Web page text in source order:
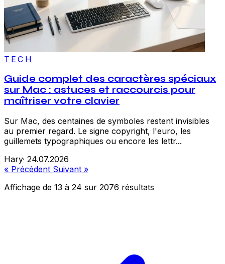
TECH
Guide complet des caractères spéciaux
sur Mac : astuces et raccourcis pour
maîtriser votre clavier
Sur Mac, des centaines de symboles restent invisibles
au premier regard. Le signe copyright, l'euro, les
guillemets typographiques ou encore les lettr...
Hary· 24.07.2026
« Précédent Suivant »
Affichage de 13 à 24 sur 2076 résultats